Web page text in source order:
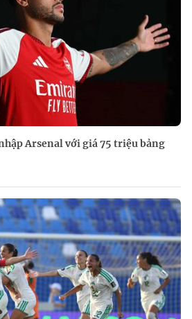
Arsenal với giá 75 triệu bảng